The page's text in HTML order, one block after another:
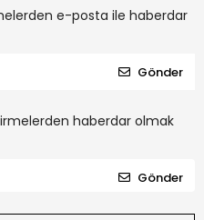
e-posta ile haberdar
Gönder
haberdar olmak
Gönder